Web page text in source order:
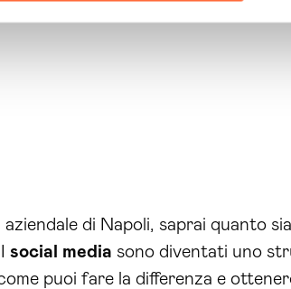
di Napoli, saprai quanto
social media sono diventati uno
puoi fare la differenza e